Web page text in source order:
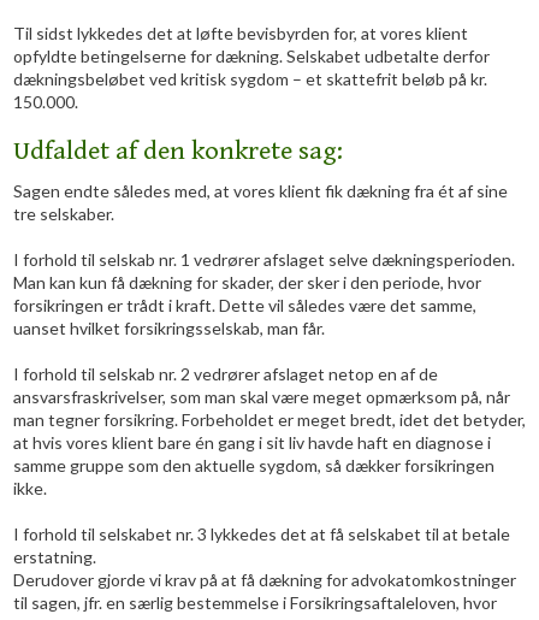
Til sidst lykkedes det at løfte bevisbyrden for, at vores klient
opfyldte betingelserne for dækning. Selskabet udbetalte derfor
dækningsbeløbet ved kritisk sygdom – et skattefrit beløb på kr.
150.000.
Udfaldet af den konkrete sag:
​Sagen endte således med, at vores klient fik dækning fra ét af sine
tre selskaber.
I forhold til selskab nr. 1 vedrører afslaget selve dækningsperioden.
Man kan kun få dækning for skader, der sker i den periode, hvor
forsikringen er trådt i kraft. Dette vil således være det samme,
uanset hvilket forsikringsselskab, man får.
I forhold til selskab nr. 2 vedrører afslaget netop en af de
ansvarsfraskrivelser, som man skal være meget opmærksom på, når
man tegner forsikring. Forbeholdet er meget bredt, idet det betyder,
at hvis vores klient bare én gang i sit liv havde haft en diagnose i
samme gruppe som den aktuelle sygdom, så dækker forsikringen
ikke.
I forhold til selskabet nr. 3 lykkedes det at få selskabet til at betale
erstatning.
Derudover gjorde vi krav på at få dækning for advokatomkostninger
til sagen, jfr. en særlig bestemmelse i Forsikringsaftaleloven, hvor